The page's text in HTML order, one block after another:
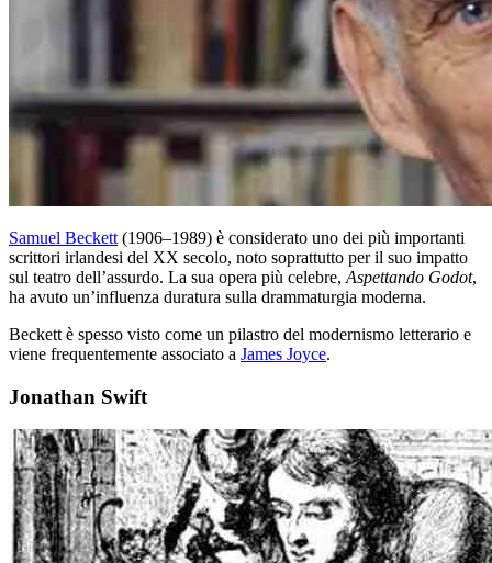
Samuel Beckett (1906–1989) è considerato uno dei più importanti
scrittori irlandesi del XX secolo, noto soprattutto per il suo impatto
sul teatro dell’assurdo. La sua opera più celebre, Aspettando Godot,
ha avuto un’influenza duratura sulla drammaturgia moderna.
Beckett è spesso visto come un pilastro del modernismo letterario e
viene frequentemente associato a James Joyce.
Jonathan Swift